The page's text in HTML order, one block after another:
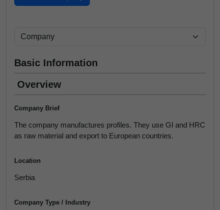
Basic Information
Overview
Company Brief
The company manufactures profiles. They use GI and HRC
as raw material and export to European countries.
Location
Serbia
Company Type / Industry